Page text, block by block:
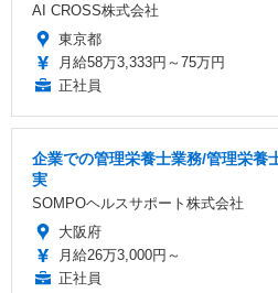
AI CROSS株式会社
東京都
月給58万3,333円～75万円
正社員
企業での管理栄養士業務/管理栄養
実
SOMPOヘルスサポート株式会社
大阪府
月給26万3,000円～
正社員